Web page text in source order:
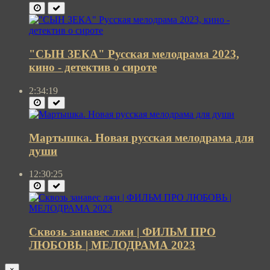
"СЫН ЗЕКА" Русская мелодрама 2023,
кино - детектив о сироте
2:34:19
Мартышка. Новая русская мелодрама для
души
12:30:25
Сквозь занавес лжи | ФИЛЬМ ПРО
ЛЮБОВЬ | МЕЛОДРАМА 2023